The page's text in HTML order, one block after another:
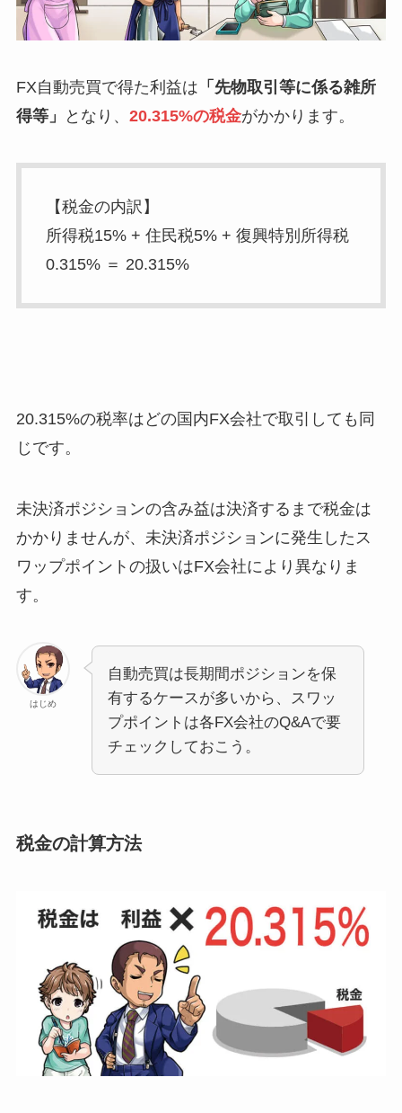
FX自動売買で得た利益は 「先物取引等に係る雑所
得等」
となり、 20.315%の税金がかかります。
【税金の内訳】
所得税15% + 住民税5% + 復興特別所得税
0.315% ＝ 20.315%
20.315%の税率はどの国内FX会社で取引しても同
じです。
未決済ポジションの含み益は決済するまで税金は
かかりませんが、未決済ポジションに発生したス
ワップポイントの扱いはFX会社により異なりま
す。
はじめ
自動売買は長期間ポジションを保
有するケースが多いから、スワッ
プポイントは各FX会社のQ&Aで要
チェックしておこう。
税金の計算方法